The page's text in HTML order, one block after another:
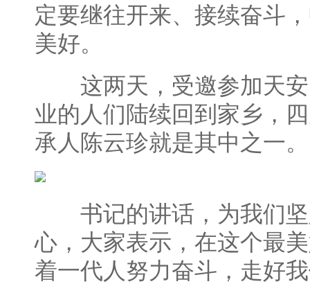
定要继往开来、接续奋斗
美好。
这两天，受邀参加天安
业的人们陆续回到家乡，
承人陈云珍就是其中之一。
书记的讲话，为我们坚
心，大家表示，在这个最
着一代人努力奋斗，走好